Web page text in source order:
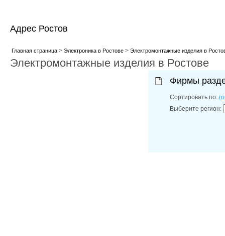
Адрес Ростов
Главная страница> Электроника в Ростове> Электромонтажные изделия в
Электромонтажные изделия в Ростове
Фирмы
Сортировать по:
Выберите регион: